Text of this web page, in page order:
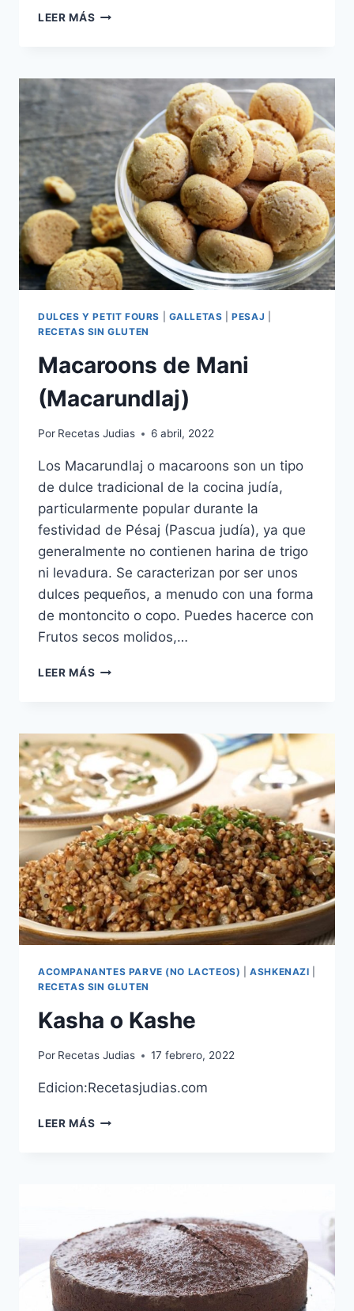
LEER MÁS ALITAS
KFC
DULCES Y PETIT FOURS GALLETAS |PESAJ
RECETAS SIN GLUTEN
Macaroons de Mani
(Macarundlaj)
Por Recetas Judias 6 abril, 2022
Los Macarundlaj o macaroons son un tipo
de dulce tradicional de la cocina judía,
particularmente popular durante la
festividad de Pésaj (Pascua judía), ya que
generalmente no contienen harina de trigo
ni levadura. Se caracterizan por ser unos
dulces pequeños, a menudo con una forma
de montoncito o copo. Puedes hacerce con
Frutos secos molidos,…
LEER MÁS MACAROONS
ACOMPANANTES PARVE (NO LACTEOS) |ASHKENAZI
RECETAS SIN GLUTEN
Kasha o Kashe
Por Recetas Judias 17 febrero, 2022
Edicion:Recetasjudias.com
LEER MÁS KASHA